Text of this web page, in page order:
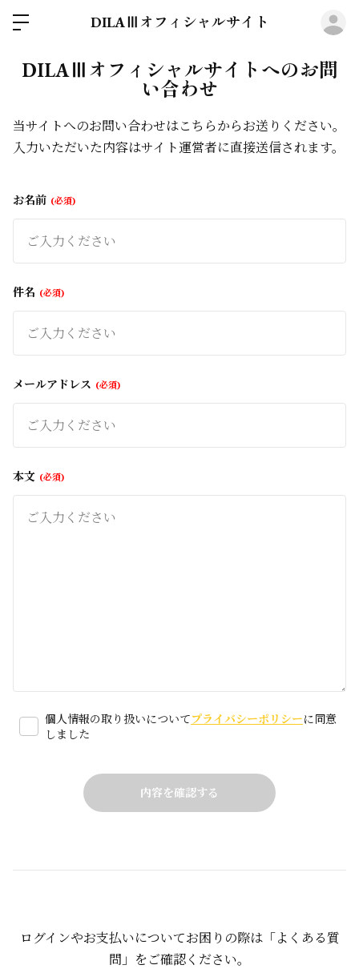
DILAⅢオフィシャルサイト
DILAⅢオフィシャルサイトへのお問
い合わせ
当サイトへのお問い合わせはこちらからお送りください。
入力いただいた内容はサイト運営者に直接送信されます。
お名前 必須
件名 必須
メールアドレス 必須
本文 必須
個人情報の取り扱いについてプライバシーポリシーに同意
しました
ログインやお支払いについてお困りの際は「よくある質
問」をご確認ください。